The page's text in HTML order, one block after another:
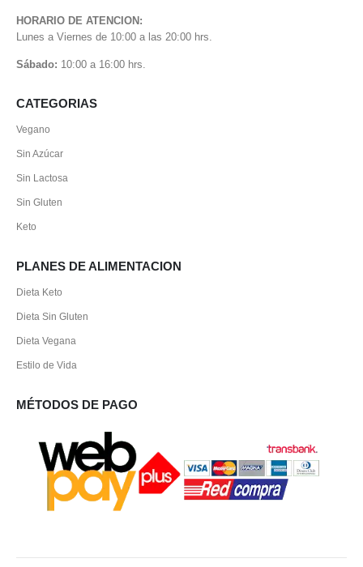
HORARIO DE ATENCION:
Lunes a Viernes de 10:00 a las 20:00 hrs.
Sábado: 10:00 a 16:00 hrs.
CATEGORIAS
Vegano
Sin Azúcar
Sin Lactosa
Sin Gluten
Keto
PLANES DE ALIMENTACION
Dieta Keto
Dieta Sin Gluten
Dieta Vegana
Estilo de Vida
MÉTODOS DE PAGO